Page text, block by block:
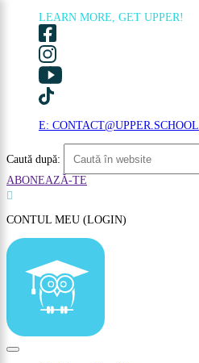
LEARN MORE, GET UPPER!
E: CONTACT@UPPER.SCHOOL
Caută după:
ABONEAZĂ-TE

CONTUL MEU (LOGIN)